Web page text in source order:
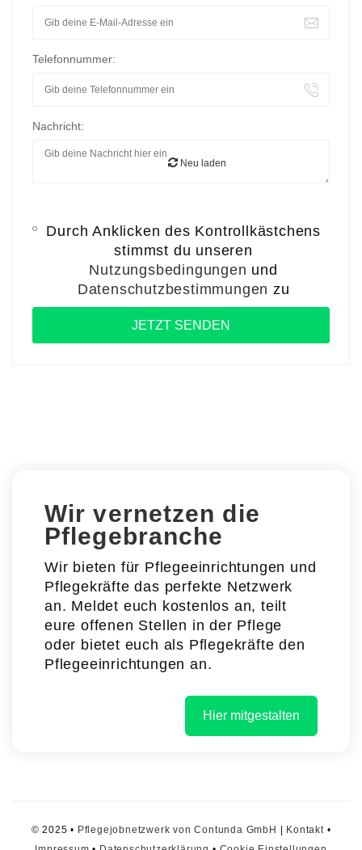
Telefonnummer:
Nachricht:
Neu laden
Durch Anklicken des Kontrollkästchens
stimmst du unseren
Nutzungsbedingungen und
Datenschutzbestimmungen zu
Wir vernetzen die
Pflegebranche
Wir bieten für Pflegeeinrichtungen und
Pflegekräfte das perfekte Netzwerk
an. Meldet euch kostenlos an, teilt
eure offenen Stellen in der Pflege
oder bietet euch als Pflegekräfte den
Pflegeeinrichtungen an.
Hier mitgestalten
© 2025 • Pflegejobnetzwerk von Contunda GmbH Kontakt•